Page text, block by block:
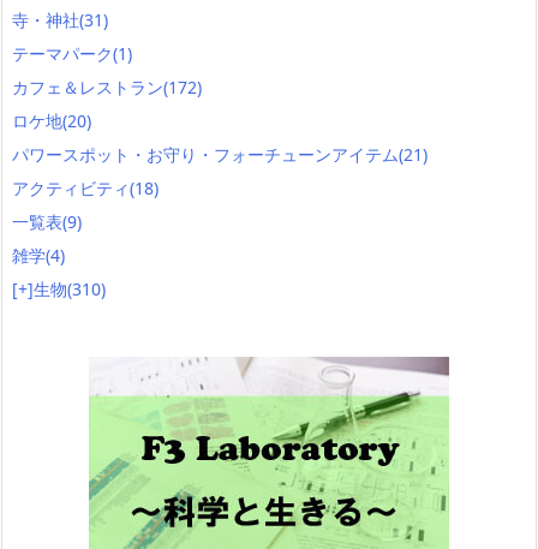
寺・神社(31)
テーマパーク(1)
カフェ＆レストラン(172)
ロケ地(20)
パワースポット・お守り・フォーチューンアイテム(21)
アクティビティ(18)
一覧表(9)
雑学(4)
[+]生物(310)